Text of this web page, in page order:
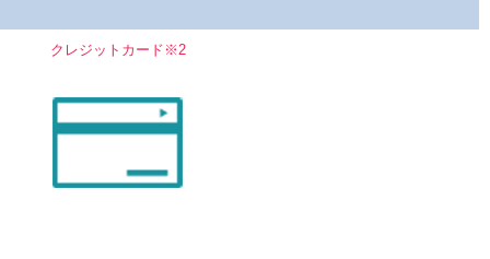
クレジットカード※2